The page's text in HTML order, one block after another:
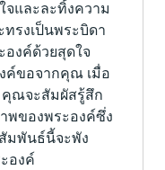
จและละทิ้งความ
รงเป็นพระบิดา
งค์ด้วยสุดใจ
ค์ขอจากคุณ เมื่อ
ณจะสัมผัสรู้สึก
พของพระองค์ซึ่ง
มพันธ์นี้จะพัง
องค์